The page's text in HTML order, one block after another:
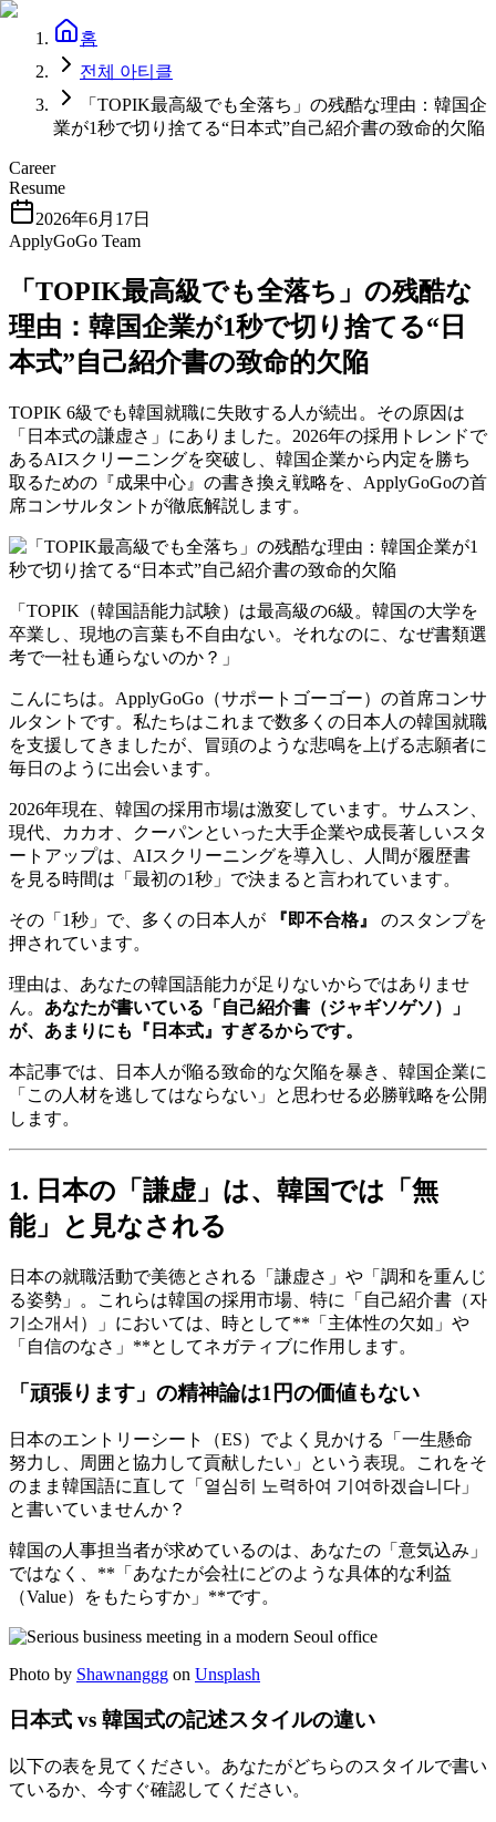
홈
전체 아티클
「TOPIK最高級でも全落ち」の残酷な理由：韓国企
業が1秒で切り捨てる“日本式”自己紹介書の致命的欠陥
Career
Resume
2026年6月17日
ApplyGoGo Team
「TOPIK最高級でも全落ち」の残酷な
理由：韓国企業が1秒で切り捨てる“日
本式”自己紹介書の致命的欠陥
TOPIK 6級でも韓国就職に失敗する人が続出。その原因は
「日本式の謙虚さ」にありました。2026年の採用トレンドで
あるAIスクリーニングを突破し、韓国企業から内定を勝ち
取るための『成果中心』の書き換え戦略を、ApplyGoGoの首
席コンサルタントが徹底解説します。
「TOPIK（韓国語能力試験）は最高級の6級。韓国の大学を
卒業し、現地の言葉も不自由ない。それなのに、なぜ書類選
考で一社も通らないのか？」
こんにちは。ApplyGoGo（サポートゴーゴー）の首席コンサ
ルタントです。私たちはこれまで数多くの日本人の韓国就職
を支援してきましたが、冒頭のような悲鳴を上げる志願者に
毎日のように出会います。
2026年現在、韓国の採用市場は激変しています。サムスン、
現代、カカオ、クーパンといった大手企業や成長著しいスタ
ートアップは、AIスクリーニングを導入し、人間が履歴書
を見る時間は「最初の1秒」で決まると言われています。
その「1秒」で、多くの日本人が 『即不合格』
のスタンプを
押されています。
理由は、あなたの韓国語能力が足りないからではありませ
ん。 あなたが書いている「自己紹介書（ジャギソゲソ）」
が、あまりにも『日本式』すぎるからです。
本記事では、日本人が陥る致命的な欠陥を暴き、韓国企業に
「この人材を逃してはならない」と思わせる必勝戦略を公開
します。
1. 日本の「謙虚」は、韓国では「無
能」と見なされる
日本の就職活動で美徳とされる「謙虚さ」や「調和を重んじ
る姿勢」。これらは韓国の採用市場、特に「自己紹介書（자
기소개서）」においては、時として**「主体性の欠如」や
「自信のなさ」**としてネガティブに作用します。
「頑張ります」の精神論は1円の価値もない
日本のエントリーシート（ES）でよく見かける「一生懸命
努力し、周囲と協力して貢献したい」という表現。これをそ
のまま韓国語に直して「열심히 노력하여 기여하겠습니다」
と書いていませんか？
韓国の人事担当者が求めているのは、あなたの「意気込み」
ではなく、**「あなたが会社にどのような具体的な利益
（Value）をもたらすか」**です。
Photo by Shawnanggg on Unsplash
日本式 vs 韓国式の記述スタイルの違い
以下の表を見てください。あなたがどちらのスタイルで書い
ているか、今すぐ確認してください。